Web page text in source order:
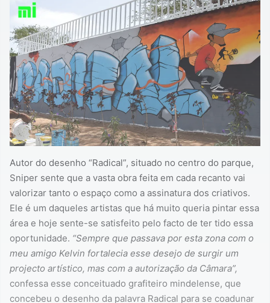
Autor do desenho “Radical”, situado no centro do parque,
Sniper sente que a vasta obra feita em cada recanto vai
valorizar tanto o espaço como a assinatura dos criativos.
Ele é um daqueles artistas que há muito queria pintar essa
área e hoje sente-se satisfeito pelo facto de ter tido essa
oportunidade. “Sempre que passava por esta zona com o
meu amigo Kelvin fortalecia esse desejo de surgir um
projecto artístico, mas com a autorização da Câmara”,
confessa esse conceituado grafiteiro mindelense, que
concebeu o desenho da palavra Radical para se coadunar